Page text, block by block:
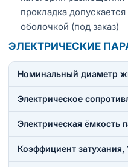
прокладка
оболочкой (под заказ)
ЭЛЕКТРИЧЕСКИЕ
Номинальный диаметр
Электрическое
Электрическая ёмкость
Коэффициент затухания,